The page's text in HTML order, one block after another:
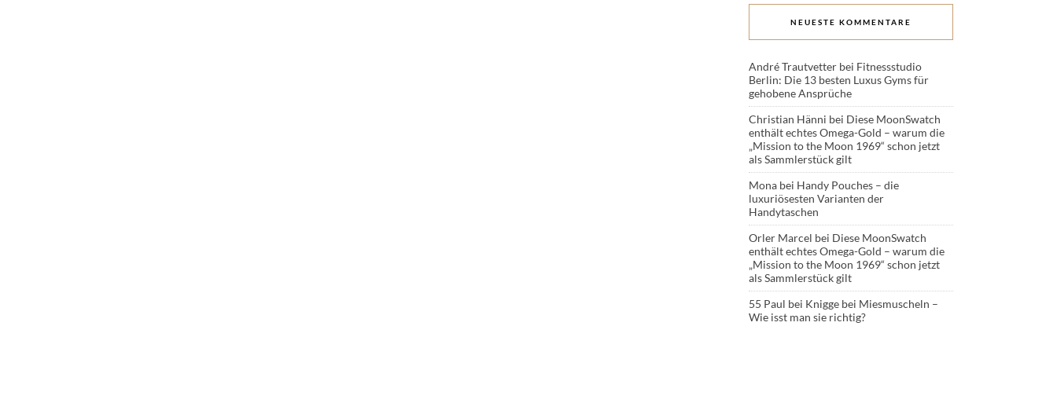
NEUESTE KOMMENTARE
André Trautvetter bei Fitnessstudio
Berlin: Die 13 besten Luxus Gyms für
gehobene Ansprüche
Christian Hänni bei Diese MoonSwatch
enthält echtes Omega-Gold – warum die
„Mission to the Moon 1969“ schon jetzt
als Sammlerstück gilt
Mona bei Handy Pouches – die
luxuriösesten Varianten der
Handytaschen
Orler Marcel bei Diese MoonSwatch
enthält echtes Omega-Gold – warum die
„Mission to the Moon 1969“ schon jetzt
als Sammlerstück gilt
55 Paul bei Knigge bei Miesmuscheln –
Wie isst man sie richtig?